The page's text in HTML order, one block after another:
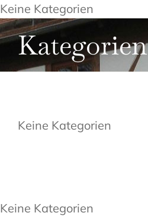
Zum
Inhalt
springen
Keine Kategorien
Kategorien
Keine Kategorien
Keine Kategorien